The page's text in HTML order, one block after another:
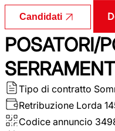
Candidati
POSATORI/
Tipo di contratto
Retribuzione Lorda
Codice annuncio